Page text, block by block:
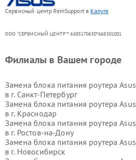
Сервисный центр RemSupport в Калуге
ООО "СЕРВИСНЫЙ ЦЕНТР"* 6685170650*668501001
Филиалы в Вашем городе
Замена блока питания роутера Asus
в г. Санкт-Петербург
Замена блока питания роутера Asus
в г. Краснодар
Замена блока питания роутера Asus
в г. Ростов-на-Дону
Замена блока питания роутера Asus
в г. Новосибирск